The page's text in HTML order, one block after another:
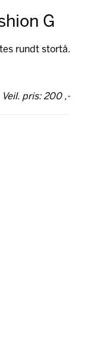
G
rundt stortå.
Veil. pris: 200 ,-